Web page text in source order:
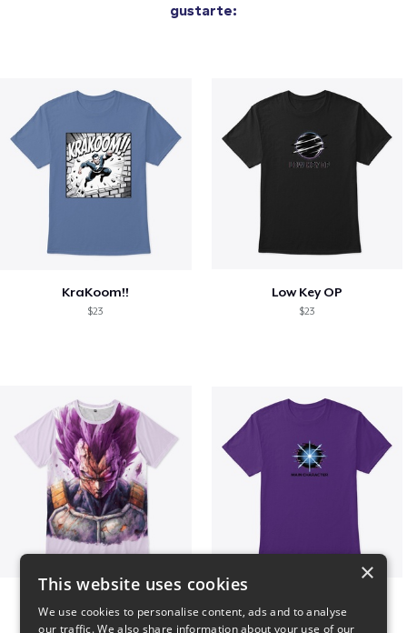
gustarte:
KraKoom!!
$23
Low Key OP
$23
$40 $23
×
This website uses cookies
We use cookies to personalise content, ads and to analyse
our traffic. We also share information about your use of our